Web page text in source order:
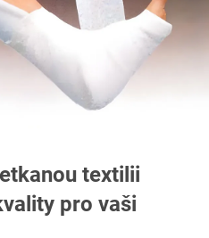
textilii
pro vaši